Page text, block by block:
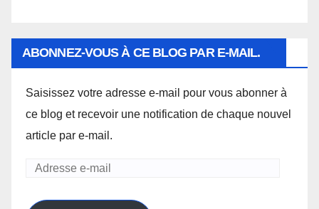
ABONNEZ-VOUS À CE BLOG PAR E-MAIL.
Saisissez votre adresse e-mail pour vous abonner à
ce blog et recevoir une notification de chaque nouvel
article par e-mail.
Adresse